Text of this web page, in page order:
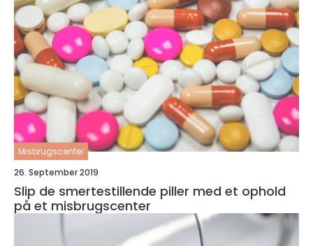
Misbrugscenter
26. September 2019
Slip de smertestillende piller med et ophold
på et misbrugscenter